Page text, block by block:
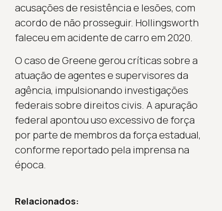
acusações de resistência e lesões, com
acordo de não prosseguir. Hollingsworth
faleceu em acidente de carro em 2020.
O caso de Greene gerou críticas sobre a
atuação de agentes e supervisores da
agência, impulsionando investigações
federais sobre direitos civis. A apuração
federal apontou uso excessivo de força
por parte de membros da força estadual,
conforme reportado pela imprensa na
época.
Relacionados: